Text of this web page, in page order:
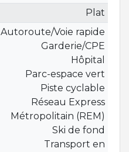
Plat
Autoroute/Voie rapide
Garderie/CPE
Hôpital
Parc-espace vert
Piste cyclable
Réseau Express
Métropolitain (REM)
Ski de fond
Transport en